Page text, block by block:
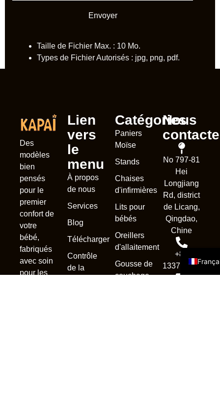
Envoyer
Taille de Fichier Max. : 10 Mo.
Types de Fichier Autorisés : jpg, png, pdf.
Des
modèles
bien
pensés
pour le
premier
confort de
votre
bébé,
fabriqués
avec soin
pour les
Lien
vers
le
menu
À propos
de nous
Services
Blog
Télécharger
Contrôle
de la
Catégories
Paniers
Moïse
Stands
Chaises
d'infirmières
Lits pour
bébés
Oreillers
d'allaitement
Gousse de
couchage
Nous
No 797-81
Hei
Longjiang
Rd, district
de Licang,
Qingdao,
Chine
+86
13370839302